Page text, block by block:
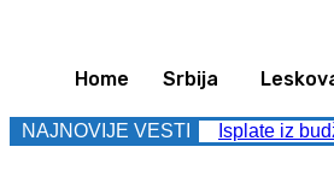
Home Srbija
NAJNOVIJE VESTI Isplate iz